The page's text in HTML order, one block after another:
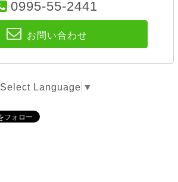
0995-55-2441
お問い合わせ
Select Language ▼